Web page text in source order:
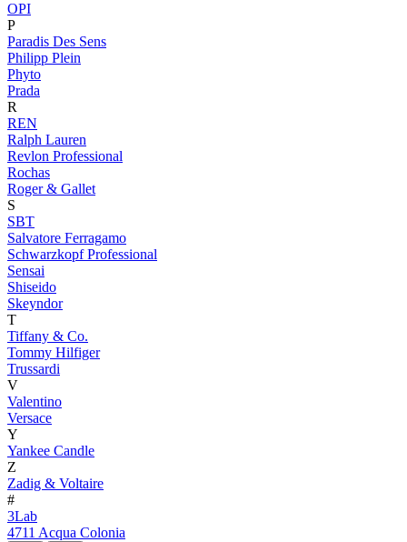
OPI
P
Paradis Des Sens
Philipp Plein
Phyto
Prada
R
REN
Ralph Lauren
Revlon Professional
Rochas
Roger & Gallet
S
SBT
Salvatore Ferragamo
Schwarzkopf Professional
Sensai
Shiseido
Skeyndor
T
Tiffany & Co.
Tommy Hilfiger
Trussardi
V
Valentino
Versace
Y
Yankee Candle
Z
Zadig & Voltaire
#
3Lab
4711 Acqua Colonia